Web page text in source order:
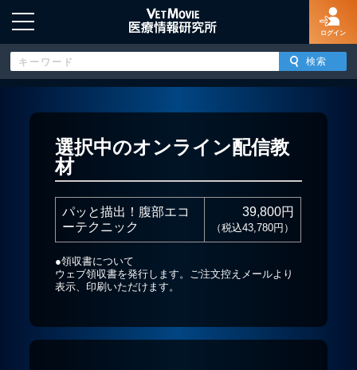
ログイン
新規登録
よくあるご質問
選択中のオンライン配信教
材
パッと描出！腹部エコ
ーテクニック
39,800円
（税込43,780円）
●領収書について
ウェブ領収書を発行します。ご注文控えメールより
表示、印刷いただけます。